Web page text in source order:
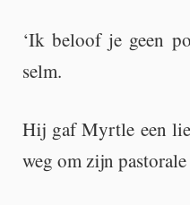
‘Ik be­loof je geen
selm.
Hij gaf Myrt­le een
weg om zijn